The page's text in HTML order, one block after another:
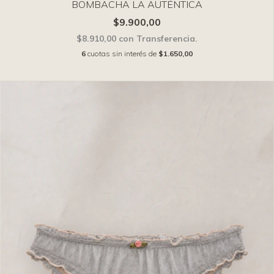
BOMBACHA LA AUTÉNTICA
$9.900,00
$8.910,00 con Transferencia.
6 cuotas sin interés de $1.650,00